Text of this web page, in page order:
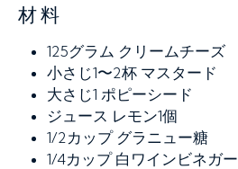
材料
125グラム クリームチーズ
小さじ1〜2杯 マスタード
大さじ1 ポピーシード
ジュース レモン1個
1/2カップ グラニュー糖
1/4カップ 白ワインビネガー